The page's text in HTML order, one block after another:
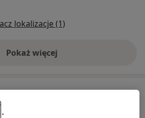
lokalizacje (1)
Pokaż więcejo doświadczeniu